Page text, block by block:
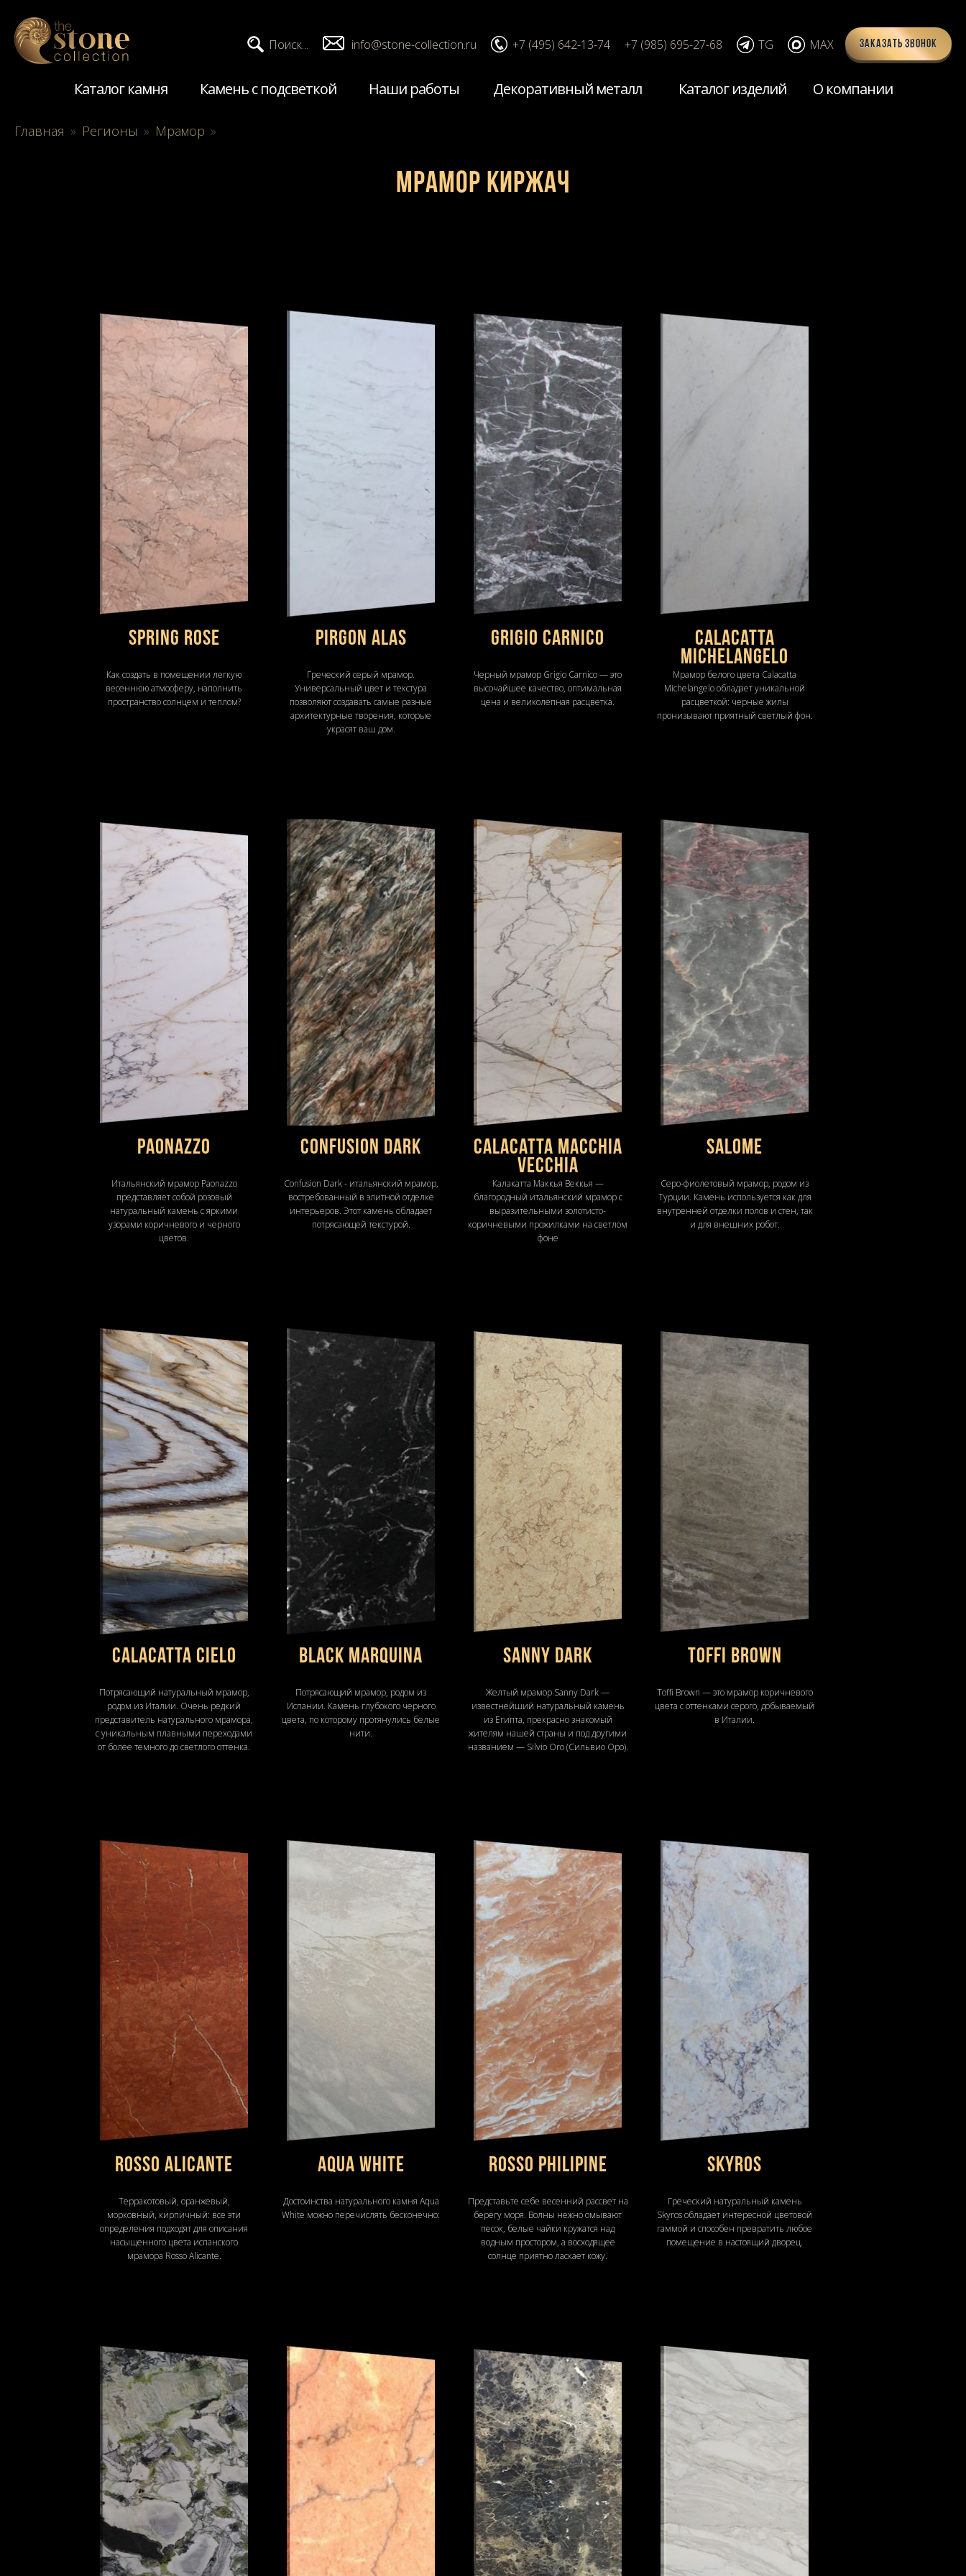
Заказать звонок
Поиск... info@stone-collection.ru +7 (495) 642-13-74 +7 (985) 695-27-68 TG MAX
Каталог камня Камень с подсветкой Наши работы Декоративный металл Каталог изделий О компании
Главная » Регионы » Мрамор »
Мрамор Киржач
Spring Rose
Как создать в помещении легкую
весеннюю атмосферу, наполнить
пространство солнцем и теплом?
PIRGON ALAS
Греческий серый мрамор.
Универсальный цвет и текстура
позволяют создавать самые разные
архитектурные творения, которые
украсят ваш дом.
Grigio Carnico
Черный мрамор Grigio Carnico — это
высочайшее качество, оптимальная
цена и великолепная расцветка.
Calacatta
Michelangelo
Мрамор белого цвета Calacatta
Michelangelo обладает уникальной
расцветкой: черные жилы
пронизывают приятный светлый фон.
Paonazzo
Итальянский мрамор Paonazzo
представляет собой розовый
натуральный камень с яркими
узорами коричневого и черного
цветов.
Confusion Dark
Confusion Dark - итальянский мрамор,
востребованный в элитной отделке
интерьеров. Этот камень обладает
потрясающей текстурой.
Calacatta Macchia
Vecchia
Калакатта Маккья Веккья —
благородный итальянский мрамор с
выразительными золотисто-
коричневыми прожилками на светлом
фоне
SALOME
Серо-фиолетовый мрамор, родом из
Турции. Камень используется как для
внутренней отделки полов и стен, так
и для внешних робот.
Calacatta Cielo
Потрясающий натуральный мрамор,
родом из Италии. Очень редкий
представитель натурального мрамора,
с уникальным плавными переходами
от более темного до светлого оттенка.
BLACK MARQUINA
Потрясающий мрамор, родом из
Испании. Камень глубокого черного
цвета, по которому протянулись белые
нити.
Sanny Dark
Желтый мрамор Sanny Dark —
известнейший натуральный камень
из Египта, прекрасно знакомый
жителям нашей страны и под другими
названием — Silvio Oro (Сильвио Оро).
Toffi Brown
Toffi Brown — это мрамор коричневого
цвета с оттенками серого, добываемый
в Италии.
Rosso Alicante
Терракотовый, оранжевый,
морковный, кирпичный: все эти
определения подходят для описания
насыщенного цвета испанского
мрамора Rosso Alicante.
Aqua White
Достоинства натурального камня Aqua
White можно перечислять бесконечно:
Rosso Philipine
Представьте себе весенний рассвет на
берегу моря. Волны нежно омывают
песок, белые чайки кружатся над
водным простором, а восходящее
солнце приятно ласкает кожу.
Skyros
Греческий натуральный камень
Skyros обладает интересной цветовой
гаммой и способен превратить любое
помещение в настоящий дворец.